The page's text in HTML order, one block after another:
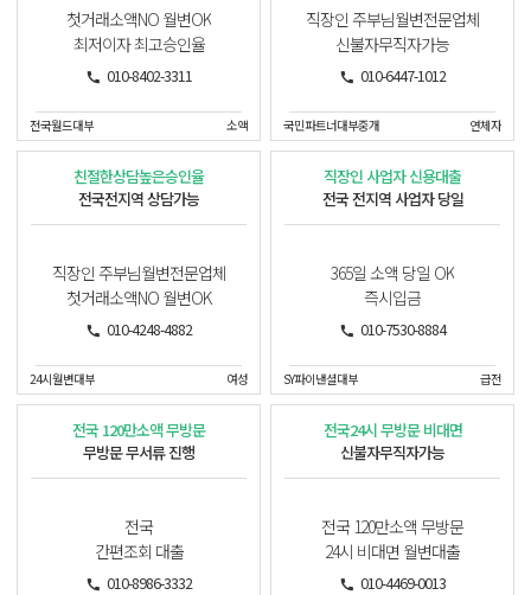
첫거래소액NO 월변OK
최저이자 최고승인율
010-8402-3311
전국월드대부 소액
직장인 주부님월변전문업체
신불자무직자가능
010-6447-1012
국민파트너대부중개 연체자
친절한상담높은승인율
전국전지역 상담가능
직장인 주부님월변전문업체
첫거래소액NO 월변OK
010-4248-4882
24시월변대부 여성
직장인 사업자 신용대출
전국 전지역 사업자 당일
365일 소액 당일 OK
즉시입금
010-7530-8884
SY파이낸셜대부 급전
전국 120만소액 무방문
무방문 무서류 진행
전국
간편조회 대출
010-8986-3332
전국24시 무방문 비대면
신불자무직자가능
전국 120만소액 무방문
24시 비대면 월변대출
010-4469-0013